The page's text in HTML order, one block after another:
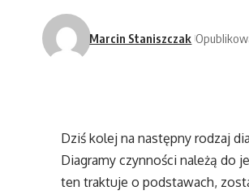
Marcin Staniszczak
Dziś kolej na następny rodzaj
Diagramy czynności należą do
ten traktuje o podstawach,